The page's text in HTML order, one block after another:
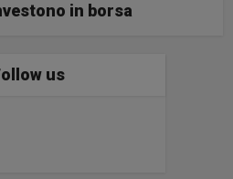
in borsa
us